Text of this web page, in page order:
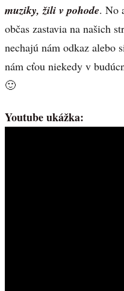
muziky, žili v pohode. No
občas zastavia na našich
nechajú nám odkaz alebo
nám cťou niekedy v
🙂
Youtube ukážka: